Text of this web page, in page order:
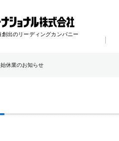
出のリーディングカンパニー
休業のお知らせ